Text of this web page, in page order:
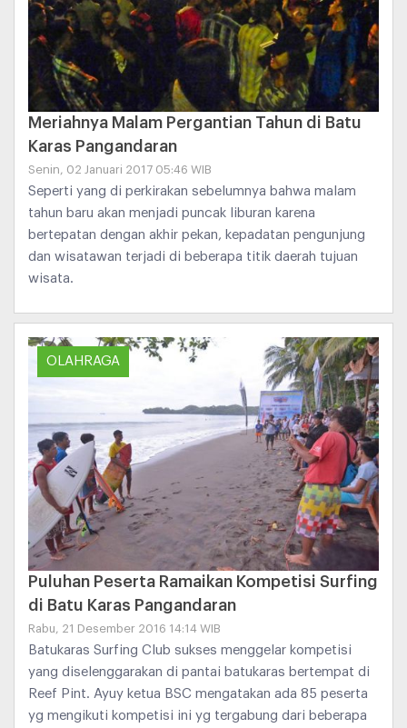
Meriahnya Malam Pergantian Tahun di Batu
Karas Pangandaran
Senin, 02 Januari 2017 05:46 WIB
Seperti yang di perkirakan sebelumnya bahwa malam
tahun baru akan menjadi puncak liburan karena
bertepatan dengan akhir pekan, kepadatan pengunjung
dan wisatawan terjadi di beberapa titik daerah tujuan
wisata.
OLAHRAGA
Puluhan Peserta Ramaikan Kompetisi Surfing
di Batu Karas Pangandaran
Rabu, 21 Desember 2016 14:14 WIB
Batukaras Surfing Club sukses menggelar kompetisi
yang diselenggarakan di pantai batukaras bertempat di
Reef Pint. Ayuy ketua BSC mengatakan ada 85 peserta
yg mengikuti kompetisi ini yg tergabung dari beberapa